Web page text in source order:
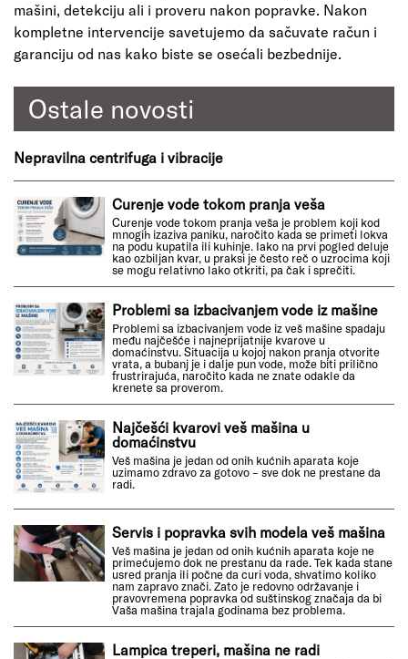
mašini, detekciju ali i proveru nakon popravke. Nakon
kompletne intervencije savetujemo da sačuvate račun i
garanciju od nas kako biste se osećali bezbednije.
Ostale novosti
Nepravilna centrifuga i vibracije
Curenje vode tokom pranja veša
Curenje vode tokom pranja veša je problem koji kod
mnogih izaziva paniku, naročito kada se primeti lokva
na podu kupatila ili kuhinje. Iako na prvi pogled deluje
kao ozbiljan kvar, u praksi je često reč o uzrocima koji
se mogu relativno lako otkriti, pa čak i sprečiti.
Problemi sa izbacivanjem vode iz mašine
Problemi sa izbacivanjem vode iz veš mašine spadaju
među najčešće i najneprijatnije kvarove u
domaćinstvu. Situacija u kojoj nakon pranja otvorite
vrata, a bubanj je i dalje pun vode, može biti prilično
frustrirajuća, naročito kada ne znate odakle da
krenete sa proverom.
Najčešći kvarovi veš mašina u
domaćinstvu
Veš mašina je jedan od onih kućnih aparata koje
uzimamo zdravo za gotovo – sve dok ne prestane da
radi.
Servis i popravka svih modela veš mašina
Veš mašina je jedan od onih kućnih aparata koje ne
primećujemo dok ne prestanu da rade. Tek kada stane
usred pranja ili počne da curi voda, shvatimo koliko
nam zapravo znači. Zato je redovno održavanje i
pravovremena popravka od suštinskog značaja da bi
Vaša mašina trajala godinama bez problema.
Lampica treperi, mašina ne radi